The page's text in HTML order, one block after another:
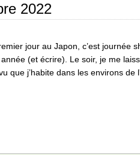
2022
jour au Japon, c’est journée
(et écrire). Le soir, je me
que j’habite dans les environs de